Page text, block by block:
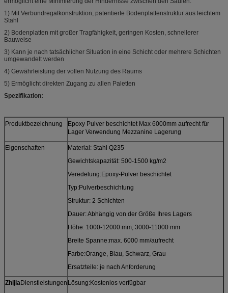
1) Mit Verbundregalkonstruktion, patentierte Bodenplattenstruktur aus leichtem
Stahl
2) Bodenplatten mit großer Tragfähigkeit, geringen Kosten, schnellerer
Bauweise
3) Kann je nach tatsächlicher Situation in eine Schicht oder mehrere Schichten
umgewandelt werden
4) Gewährleistung der vollen Nutzung des Raums
5) Ermöglicht direkten Zugang zu allen Paletten
Spezifikation:
Produktbezeichnung
Epoxy Pulver beschichtet Max 6000mm aufrecht für
Lager Verwendung Mezzanine Lagerung
Eigenschaften
Material: Stahl Q235
Gewichtskapazität: 500-1500 kg/m2
Veredelung:Epoxy-Pulver beschichtet
Typ:Pulverbeschichtung
Struktur: 2 Schichten
Dauer: Abhängig von der Größe Ihres Lagers
Höhe: 1000-12000 mm, 3000-11000 mm
Breite Spanne:max. 6000 mm/aufrecht
Farbe:Orange, Blau, Schwarz, Grau
Ersatzteile: je nach Anforderung
ZhijiaDienstleistungen Lösung:Kostenlos verfügbar